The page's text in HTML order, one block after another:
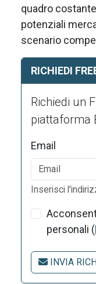
quadro
potenziali
scenario
RICHIEDI
Richiedi un
piattaforma
Email
Inserisci
personali (
INVIA